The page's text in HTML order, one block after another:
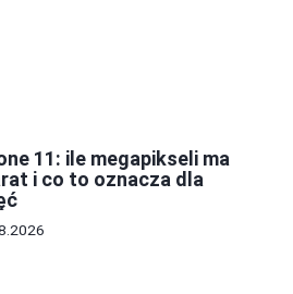
11: ile megapikseli ma
i co to oznacza dla